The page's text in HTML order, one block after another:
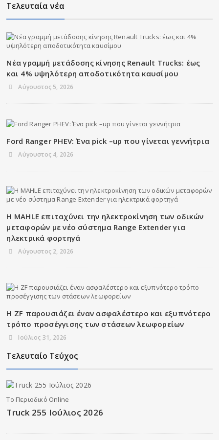
Τελευταία νέα
Νέα γραμμή μετάδοσης κίνησης Renault Trucks: έως
και 4% υψηλότερη αποδοτικότητα καυσίμου
Αύγουστος 5, 2026
Ford Ranger PHEV: Ένα pick –up που γίνεται γεννήτρια
Αύγουστος 4, 2026
Η MAHLE επιταχύνει την ηλεκτροκίνηση των οδικών
μεταφορών με νέο σύστημα Range Extender για
ηλεκτρικά φορτηγά
Αύγουστος 2, 2026
Η ZF παρουσιάζει έναν ασφαλέστερο και εξυπνότερο
τρόπο προσέγγισης των στάσεων λεωφορείων
Ιούλιος 31, 2026
Τελευταίο Τεύχος
Το Περιοδικό Online
Truck 255 Ιούλιος 2026